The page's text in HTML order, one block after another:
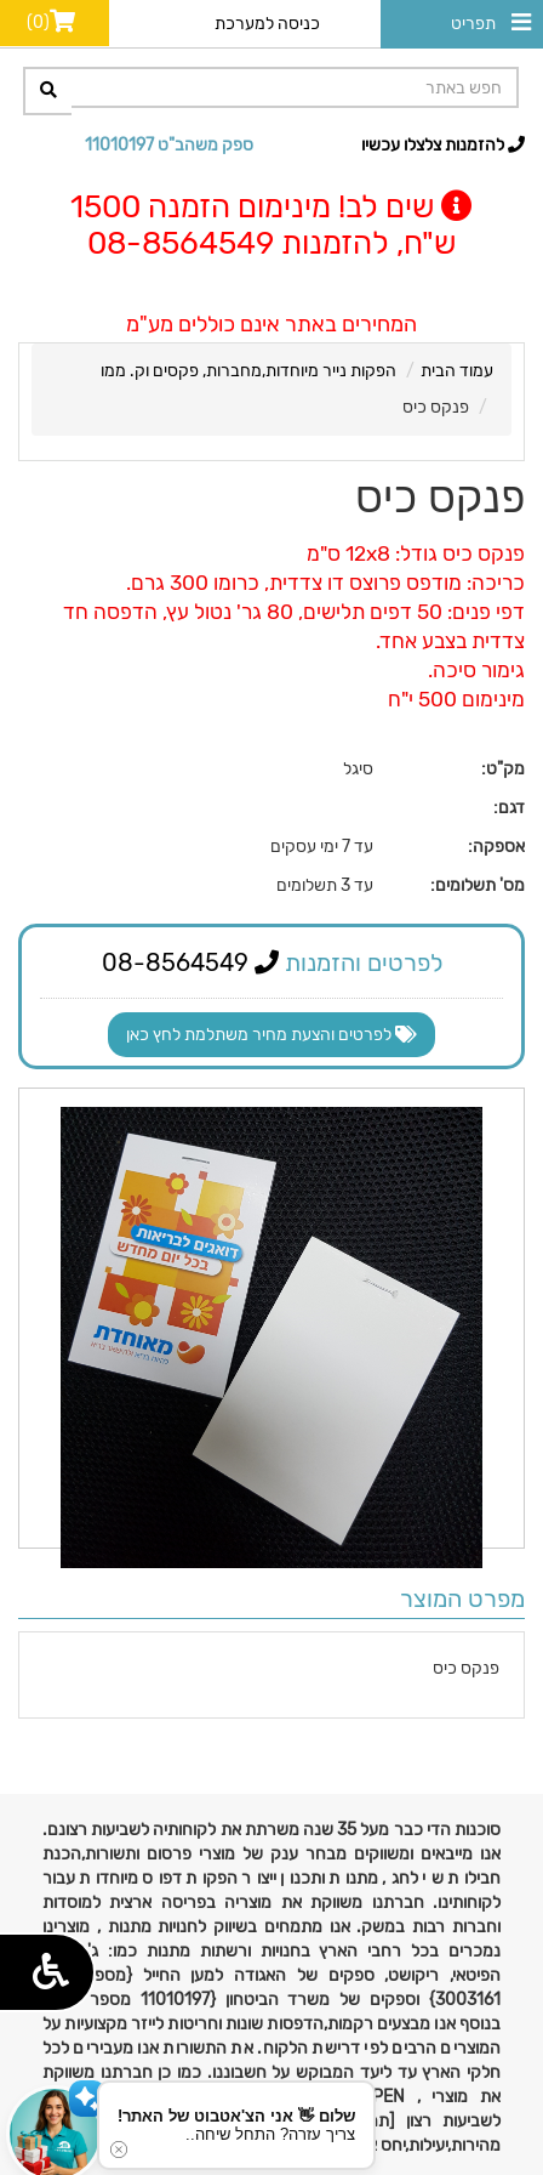
תפריט כניסה למערכת (0)
ספק משהב"ט 11010197 להזמנות צלצלו עכשיו
שים לב! מינימום הזמנה 1500
ש"ח, להזמנות 08-8564549
המחירים באתר אינם כוללים מע"מ
עמוד הבית
הפקות נייר מיוחדות,מחברות, פקסים וק. ממו
פנקס כיס
פנקס כיס
פנקס כיס גודל: 12x8 ס"מ
כריכה: מודפס פרוצס דו צדדית, כרומו 300 גרם.
דפי פנים: 50 דפים תלישים, 80 גר' נטול עץ, הדפסה חד
צדדית בצבע אחד.
גימור סיכה.
מינימום 500 י"ח
מק"ט:
סיגל
דגם:
אספקה:
עד 7 ימי עסקים
מס' תשלומים:
עד 3 תשלומים
לפרטים והזמנות
לפרטים והצעת מחיר משתלמת לחץ כאן
מפרט המוצר
פנקס כיס
סוכנות הדי כבר מעל 35 שנה משרתת את לקוחותיה לשביעות רצונם.
אנו מייבאים ומשווקים מבחר ענק של מוצרי פרסום ותשורות,הכנת
חבילות שי לחג, מתנות ותכנון ייצור הפקות דפוס מיוחדות עבור
לקוחותינו. חברתנו משווקת את מוצריה בפריסה ארצית למוסדות
וחברות רבות במשק. אנו מתמחים בשיווק לחנויות מתנות , מוצרינו
נמכרים בכל רחבי הארץ בחנויות ורשתות מתנות כמו: ג'נטלמן,
הפיטאי, ריקושט, ספקים של האגודה למען החייל {מספר ספק
3003161} וספקים של משרד הביטחון {11010197 מספר ספק}
בנוסף אנו מבצעים רקמות,הדפסות שונות וחריטות לייזר מקצועיות על
המוצרים הרבים לפי דרישת הלקוח. את התשורות אנו מעבירים לכל
חלקי הארץ עד ליעד המבוקש על חשבוננו. כמו כן חברתנו משווקת
את מוצרי , MARCO VITALY,POLO, X-PEN בישראל. אחריות
לשביעות רצון [תמורה מפתיעה לטובה תמורת הסכום ששולם}
מהירות,יעילות,יחס אישי,אמינות ומקצועי באחריות!!!
שלום 👋 אני הצ'אטבוט של האתר!
צריך עזרה? התחל שיחה..